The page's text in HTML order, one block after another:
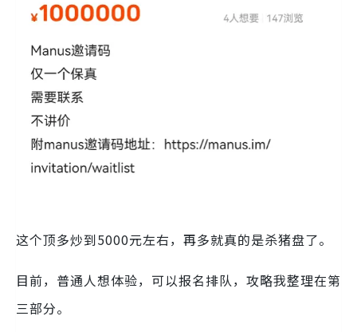
这个顶多炒到5000元左右，再多就真的是杀猪盘了。
目前，普通人想体验，可以报名排队，攻略我整理在第
三部分。